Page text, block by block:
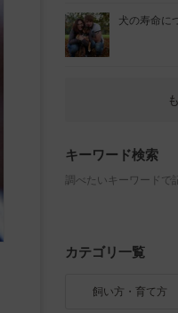
犬の寿命に
キーワード検索
調べたいキーワードで
カテゴリ一覧
飼い方・育て方